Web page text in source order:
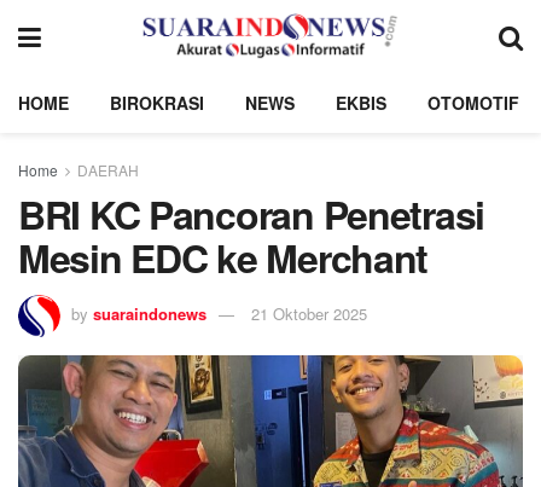
HOME BIROKRASI NEWS EKBIS OTOMOTIF
Home DAERAH
BRI KC Pancoran Penetrasi
Mesin EDC ke Merchant
by suaraindonews 21 Oktober 2025